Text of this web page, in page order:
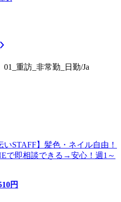
重訪_非常勤_日勤/Ja
いSTAFF】髪色・ネイル自由！
で即相談できる→安心！週1～
円